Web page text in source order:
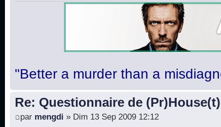
"Better a murder than a
Re: Questionnaire de (Pr)House(t)
par mengdi » Dim 13 Sep 2009 12:12